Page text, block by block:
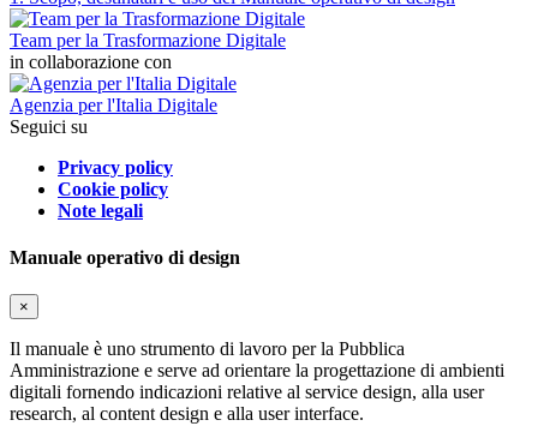
Team per la Trasformazione Digitale
in collaborazione con
Agenzia per l'Italia Digitale
Seguici su
Privacy policy
Cookie policy
Note legali
Manuale operativo di design
×
Il manuale è uno strumento di lavoro per la Pubblica
Amministrazione e serve ad orientare la progettazione di ambienti
digitali fornendo indicazioni relative al service design, alla user
research, al content design e alla user interface.